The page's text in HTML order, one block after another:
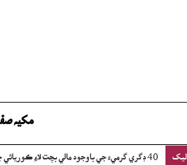
مکيہ
ليک اڳوڻي چيف جسٽس جي گهر ۽ بئنڪ تي فائرنگ: جاچ